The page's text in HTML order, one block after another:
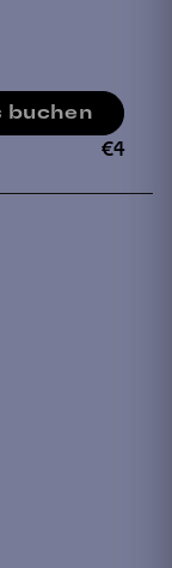
buchen
€4